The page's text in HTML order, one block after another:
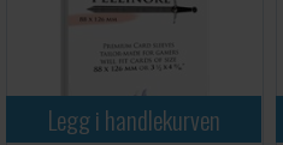
Legg i handlekurven